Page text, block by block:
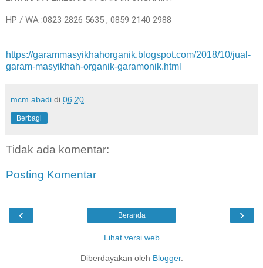
HP / WA :0823 2826 5635 , 0859 2140 2988
https://garammasyikhahorganik.blogspot.com/2018/10/jual-
garam-masyikhah-organik-garamonik.html
mcm abadi di 06.20
Berbagi
Tidak ada komentar:
Posting Komentar
‹ ›
Beranda
Lihat versi web
Diberdayakan oleh Blogger.